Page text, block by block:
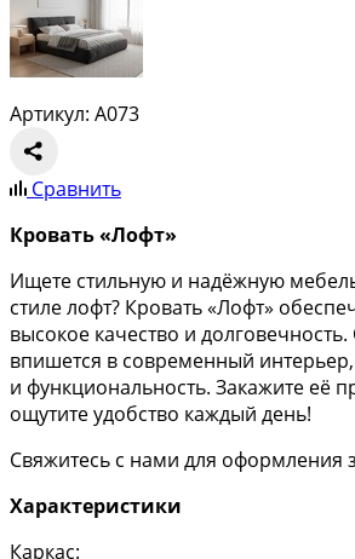
Артикул: A073
Сравнить
Кровать «Лофт»
Ищете стильную и надёжную
стиле лофт? Кровать «Лофт»
высокое качество и
впишется в современный
и функциональность. Закажите её
ощутите удобство каждый день!
Свяжитесь с нами для оформления
Характеристики
Каркас: